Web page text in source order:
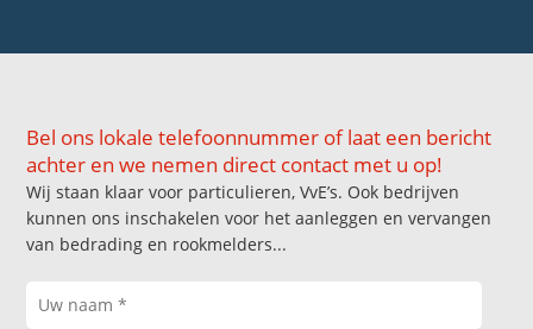
Bel ons lokale telefoonnummer of laat een bericht
achter en we nemen direct contact met u op!
Wij staan klaar voor particulieren, VvE’s. Ook bedrijven
kunnen ons inschakelen voor het aanleggen en vervangen
van bedrading en rookmelders...